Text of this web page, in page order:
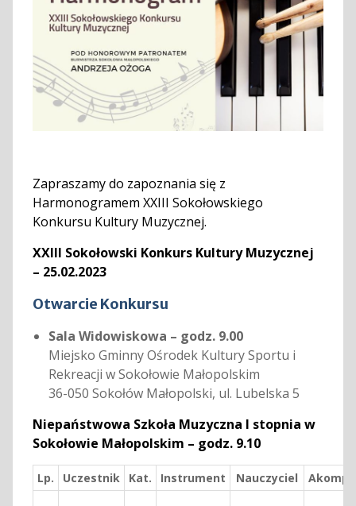
Zapraszamy do zapoznania się z
Harmonogramem XXIII Sokołowskiego
Konkursu Kultury Muzycznej.
XXIII Sokołowski Konkurs Kultury Muzycznej
– 25.02.2023
Otwarcie Konkursu
Sala Widowiskowa – godz. 9.00
Miejsko Gminny Ośrodek Kultury Sportu i
Rekreacji w Sokołowie Małopolskim
36-050 Sokołów Małopolski, ul. Lubelska 5
Niepaństwowa Szkoła Muzyczna I stopnia w
Sokołowie Małopolskim – godz. 9.10
Lp. Uczestnik Kat. Instrument Nauczyciel